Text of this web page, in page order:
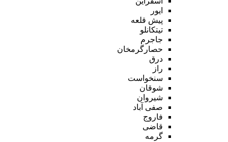
ایور
پیش قلعه
تیتکانلو
جاجرم
حصارگرمخان
درق
راز
سنخواست
شوقان
شیروان
صفی آباد
فاروج
قاضی
گرمه